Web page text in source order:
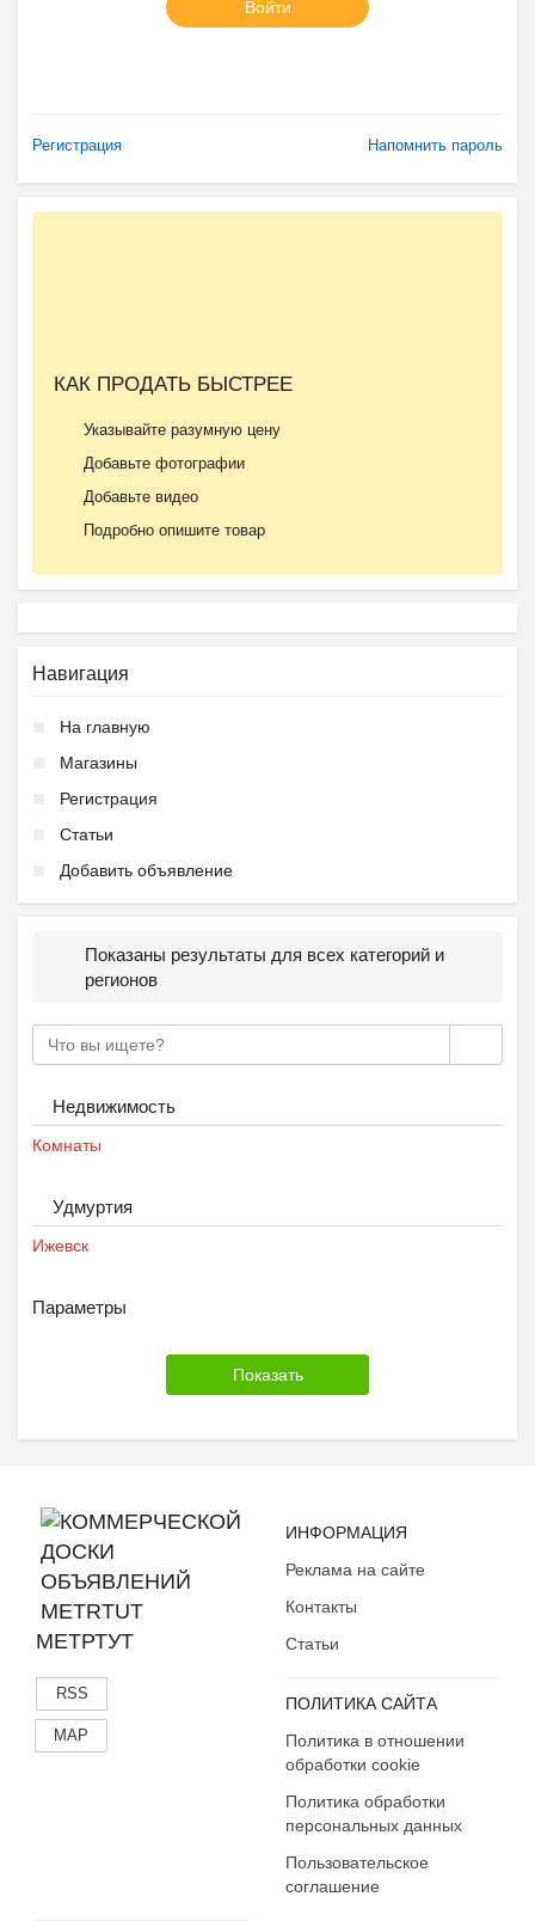
Войти
Регистрация Напомнить пароль
КАК ПРОДАТЬ БЫСТРЕЕ
Указывайте разумную цену
Добавьте фотографии
Добавьте видео
Подробно опишите товар
Навигация
На главную
Магазины
Регистрация
Статьи
Добавить объявление
Показаны результаты для всех категорий и
регионов
Недвижимость
Комнаты
Удмуртия
Ижевск
Параметры
МЕТРТУТ
RSS
MAP
ИНФОРМАЦИЯ
Реклама на сайте
Контакты
Статьи
ПОЛИТИКА САЙТА
Политика в отношении
обработки cookie
Политика обработки
персональных данных
Пользовательское
соглашение